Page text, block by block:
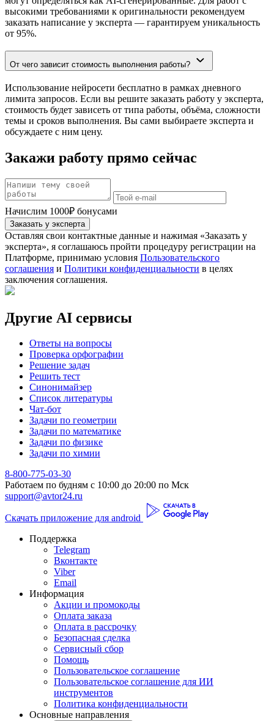
высокими требованиями к оригинальности рекомендуем
заказать написание у эксперта — гарантируем уникальность
от 95%.
От чего зависит стоимость выполнения работы?
Использование нейросети бесплатно в рамках дневного
лимита запросов. Если вы решите заказать работу у эксперта,
стоимость будет зависеть от типа работы, объёма, сложности
темы и сроков выполнения. Вы сами выбираете эксперта и
обсуждаете с ним цену.
Закажи работу прямо сейчас
Начислим 1000₽ бонусами
Заказать у эксперта
Оставляя свои контактные данные и нажимая «Заказать у
эксперта», я соглашаюсь пройти процедуру регистрации на
Платформе, принимаю условия Пользовательского
соглашения и Политики конфиденциальности в целях
заключения соглашения.
Другие AI сервисы
Ответы на вопросы
Проверка орфографии
Решение задач
Решить тест
Синонимайзер
Список литературы
Чат-бот
Задачи по геометрии
Задачи по математике
Задачи по физике
Задачи по химии
8-800-775-03-30
Работаем по будням с 10:00 до 20:00 по Мск
support@avtor24.ru
Скачать приложение для android
Поддержка
Telegram
Вконтакте
Viber
Email
Информация
Акции и промокоды
Оплата заказа
Оплата в рассрочку
Безопасная сделка
Сервисный сбор
Помощь
Пользовательское соглашение
Пользовательское соглашение для ИИ
инструментов
Политика конфиденциальности
Основные направления